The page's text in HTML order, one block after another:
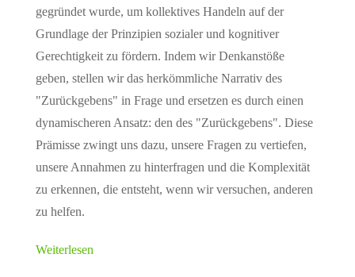
gegründet wurde, um kollektives Handeln auf der
Grundlage der Prinzipien sozialer und kognitiver
Gerechtigkeit zu fördern. Indem wir Denkanstöße
geben, stellen wir das herkömmliche Narrativ des
"Zurückgebens" in Frage und ersetzen es durch einen
dynamischeren Ansatz: den des "Zurückgebens". Diese
Prämisse zwingt uns dazu, unsere Fragen zu vertiefen,
unsere Annahmen zu hinterfragen und die Komplexität
zu erkennen, die entsteht, wenn wir versuchen, anderen
zu helfen.
Weiterlesen